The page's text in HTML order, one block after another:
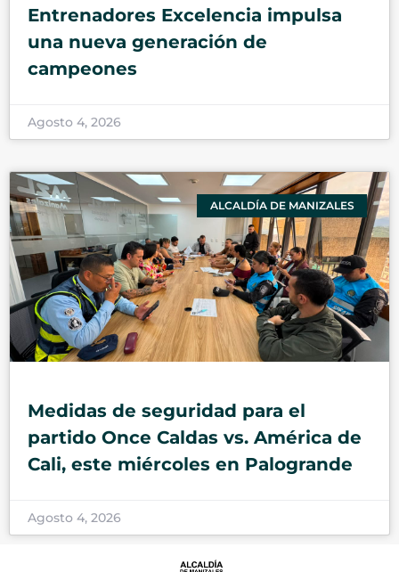
Entrenadores Excelencia impulsa
una nueva generación de
campeones
Agosto 4, 2026
ALCALDÍA DE MANIZALES
Medidas de seguridad para el
partido Once Caldas vs. América de
Cali, este miércoles en Palogrande
Agosto 4, 2026